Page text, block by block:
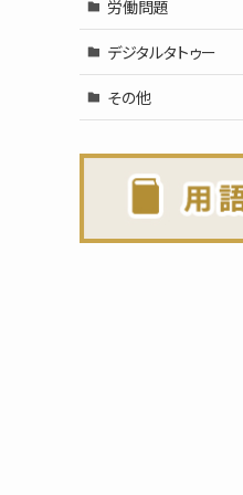
労働問題
デジタルタトゥー
その他